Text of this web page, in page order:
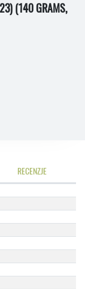
(140 GRAMS,
RECENZJE